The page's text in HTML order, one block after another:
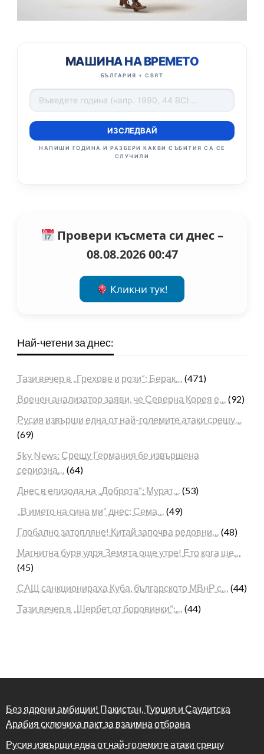
МАШИНА НА ВРЕМЕТО
БЪЛГАРИЯ + СВЯТ
ИЗСЛЕДВАЙ
НАПИШИ ГОДИНА И РАЗБЕРИ КАКВИ СЪБИТИЯ СА СЕ
СЛУЧИЛИ
Провери късмета си днес –
08.08.2026 00:47
Кликни тук!
Най-четени за днес:
Тази вечер в „Грехове и рози“: Берак… (471)
Военен анализатор заяви, че Северна Корея е… (92)
Русия извърши една от най-големите атаки срещу…
(69)
Sky News: Срещу Германия бе извършена
сериозна… (64)
Днес в епизода на „Доброта“: Мурат… (53)
„В името на сина ми“ днес: Сема… (49)
Глобално затопляне! Китай започва редовни… (48)
Магнитна буря удря Земята още утре! Ето кога ще…
(45)
САЩ санкционираха Куба, българското МВнР с… (44)
Тази вечер в „Шербет от боровинки“:… (44)
Без ядрени амбиции! Пакистан, Турция и Саудитска
Арабия сключиха пакт за взаимна отбрана
Русия извърши една от най-големите атаки срещу